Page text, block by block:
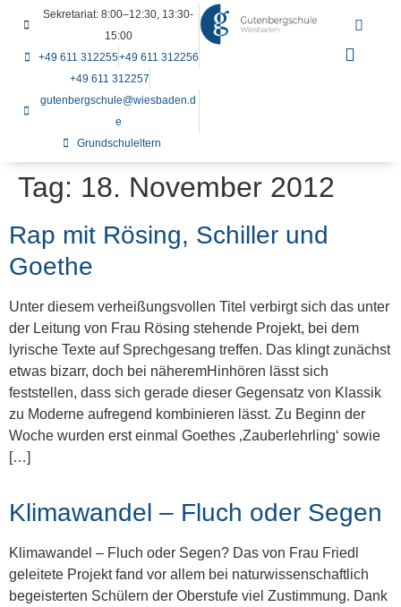
Sekretariat: 8:00–12:30, 13:30-
15:00
+49 611 312255+49 611 312256
+49 611 312257
gutenbergschule@wiesbaden.d
e
Grundschuleltern
Tag: 18. November 2012
Rap mit Rösing, Schiller und
Goethe
Unter diesem verheißungsvollen Titel verbirgt sich das unter
der Leitung von Frau Rösing stehende Projekt, bei dem
lyrische Texte auf Sprechgesang treffen. Das klingt zunächst
etwas bizarr, doch bei näheremHinhören lässt sich
feststellen, dass sich gerade dieser Gegensatz von Klassik
zu Moderne aufregend kombinieren lässt. Zu Beginn der
Woche wurden erst einmal Goethes ‚Zauberlehrling‘ sowie
[…]
Klimawandel – Fluch oder Segen
Klimawandel – Fluch oder Segen? Das von Frau Friedl
geleitete Projekt fand vor allem bei naturwissenschaftlich
begeisterten Schülern der Oberstufe viel Zustimmung. Dank